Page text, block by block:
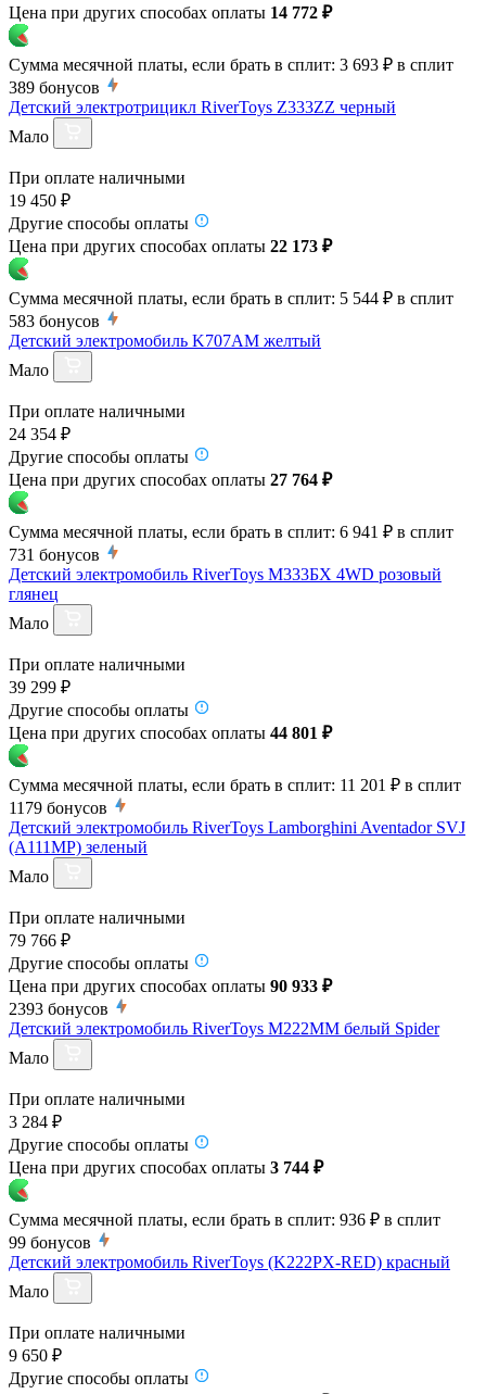
Цена при других способах оплаты 14 772 ₽
Сумма месячной платы, если брать в сплит: 3 693 ₽ в сплит
389 бонусов
Детский электротрицикл RiverToys Z333ZZ черный
Мало
При оплате наличными
19 450 ₽
Другие способы оплаты
Цена при других способах оплаты 22 173 ₽
Сумма месячной платы, если брать в сплит: 5 544 ₽ в сплит
583 бонусов
Детский электромобиль K707AM желтый
Мало
При оплате наличными
24 354 ₽
Другие способы оплаты
Цена при других способах оплаты 27 764 ₽
Сумма месячной платы, если брать в сплит: 6 941 ₽ в сплит
731 бонусов
Детский электромобиль RiverToys М333БХ 4WD розовый
глянец
Мало
При оплате наличными
39 299 ₽
Другие способы оплаты
Цена при других способах оплаты 44 801 ₽
Сумма месячной платы, если брать в сплит: 11 201 ₽ в сплит
1179 бонусов
Детский электромобиль RiverToys Lamborghini Aventador SVJ
(A111MP) зеленый
Мало
При оплате наличными
79 766 ₽
Другие способы оплаты
Цена при других способах оплаты 90 933 ₽
2393 бонусов
Детский электромобиль RiverToys M222MM белый Spider
Мало
При оплате наличными
3 284 ₽
Другие способы оплаты
Цена при других способах оплаты 3 744 ₽
Сумма месячной платы, если брать в сплит: 936 ₽ в сплит
99 бонусов
Детский электромобиль RiverToys (K222PX-RED) красный
Мало
При оплате наличными
9 650 ₽
Другие способы оплаты